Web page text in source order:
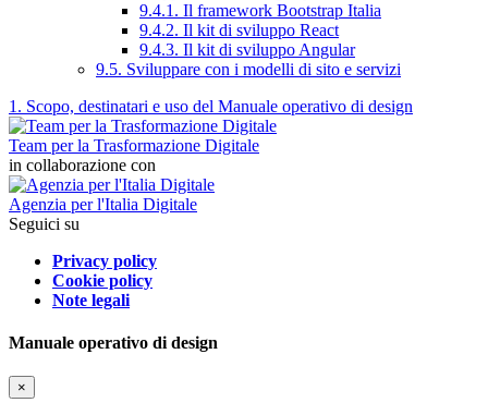
9.4.1. Il framework Bootstrap Italia
9.4.2. Il kit di sviluppo React
9.4.3. Il kit di sviluppo Angular
9.5. Sviluppare con i modelli di sito e servizi
1. Scopo, destinatari e uso del Manuale operativo di design
Team per la Trasformazione Digitale
in collaborazione con
Agenzia per l'Italia Digitale
Seguici su
Privacy policy
Cookie policy
Note legali
Manuale operativo di design
×